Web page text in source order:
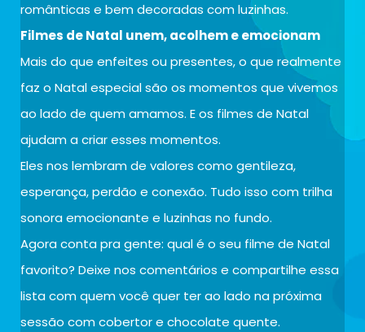
românticas e bem decoradas com luzinhas.
Filmes de Natal unem, acolhem e emocionam
Mais do que enfeites ou presentes, o que realmente
faz o Natal especial são os momentos que vivemos
ao lado de quem amamos. E os filmes de Natal
ajudam a criar esses momentos.
Eles nos lembram de valores como gentileza,
esperança, perdão e conexão. Tudo isso com trilha
sonora emocionante e luzinhas no fundo.
Agora conta pra gente: qual é o seu filme de Natal
favorito? Deixe nos comentários e compartilhe essa
lista com quem você quer ter ao lado na próxima
sessão com cobertor e chocolate quente.